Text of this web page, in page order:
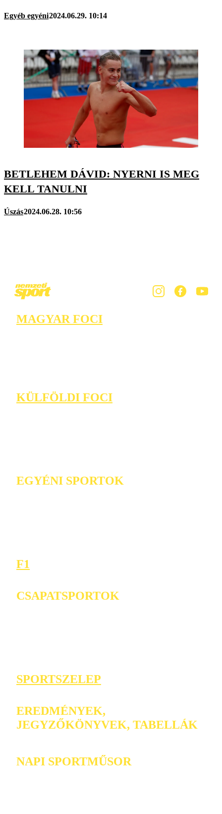
Egyéb egyéni2024.06.29. 10:14
BETLEHEM DÁVID: NYERNI IS MEG
KELL TANULNI
Úszás2024.06.28. 10:56
MAGYAR FOCI
KÜLFÖLDI FOCI
EGYÉNI SPORTOK
F1
CSAPATSPORTOK
SPORTSZELEP
EREDMÉNYEK,
JEGYZŐKÖNYVEK, TABELLÁK
NAPI SPORTMŰSOR